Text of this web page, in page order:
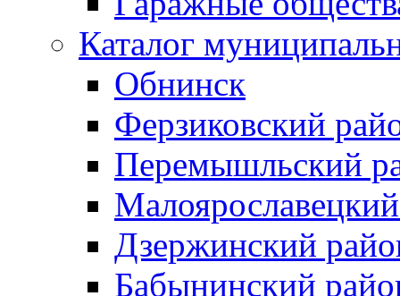
Каталог
Обнинск
Ферзиковский
Перемышльский
Дзержинский
Бабынинский